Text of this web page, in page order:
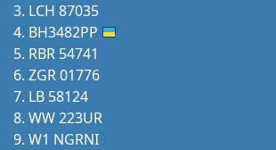
LCH 87035
BH3482PP
RBR 54741
ZGR 01776
LB 58124
WW 223UR
W1 NGRNI